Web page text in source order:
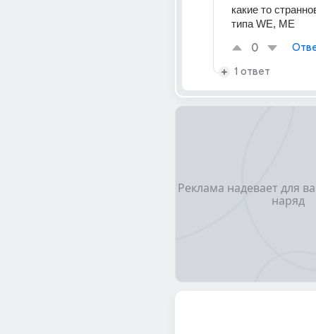
какие то
типа WE, ME
0
1 ответ